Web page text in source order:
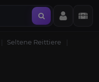
Seltene Reittiere